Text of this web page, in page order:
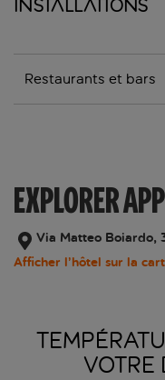
Installations
Restaurants et bars
EXPLORER
Via Matteo Boiardo,
Afficher l’hôtel sur la
VOTRE